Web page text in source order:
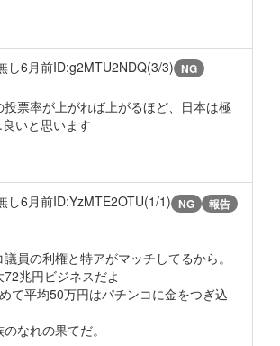
し6月前ID:g2MTU2NDQ(3/3) NG
投票率が上がれば上がるほど、日本は極
いと思います
し6月前ID:YzMTE2OTU(1/1) NG 報告
員の利権と特アがマッチしてるから。
兆円ビジネスだよ
て平均50万円はパチンコに金をつぎ込
なれの果てだ。